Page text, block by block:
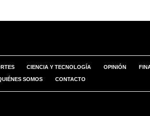
CIENCIA Y TECNOLOGÍA OPINIÓN
SOMOS CONTACTO